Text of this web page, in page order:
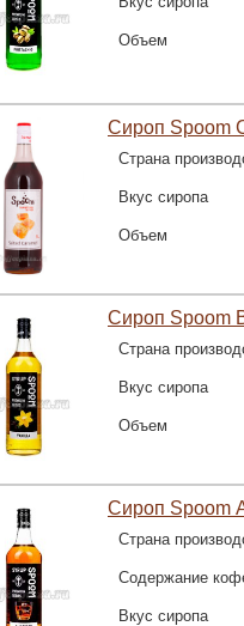
Объем
Сироп Spoom
Страна
Вкус сиропа
Объем
Сироп Spoom
Страна
Вкус сиропа
Объем
Сироп Spoom
Страна
Содержание
Вкус сиропа